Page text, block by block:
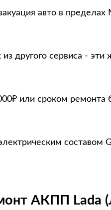
авто в
из другого сервиса -
или сроком ремонта
составом
АКПП Lada